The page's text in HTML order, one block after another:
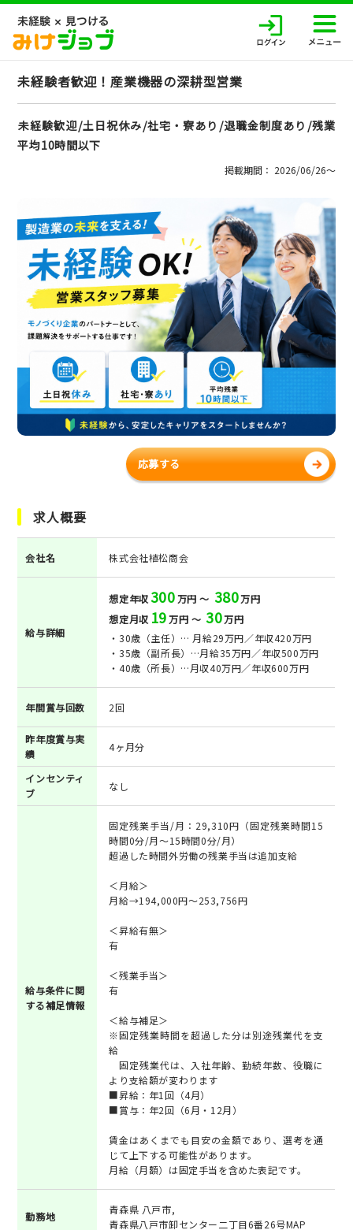
未経験者歓迎！産業機器の深耕型営業
未経験歓迎/土日祝休み/社宅・寮あり/退職金制度あり/残業
平均10時間以下
掲載期間： 2026/06/26〜
応募する
求人概要
会社名 株式会社植松商会
給与詳細
想定年収300万円 ～ 380万円
想定月収 19万円 ～ 30万円
・30歳（主任）… 月給29万円／年収420万円
・35歳（副所長）…月給35万円／年収500万円
・40歳（所長）…月収40万円／年収600万円
年間賞与回数 2回
昨年度賞与実
績
4ヶ月分
インセンティ
ブ
なし
給与条件に関
する補足情報
固定残業手当/月：29,310円（固定残業時間15
時間0分/月～15時間0分/月）
超過した時間外労働の残業手当は追加支給
＜月給＞
月給→194,000円～253,756円
＜昇給有無＞
有
＜残業手当＞
有
＜給与補足＞
※固定残業時間を超過した分は別途残業代を支
給
固定残業代は、入社年齢、勤続年数、役職に
より支給額が変わります
■昇給：年1回（4月）
■賞与：年2回（6月・12月）
賃金はあくまでも目安の金額であり、選考を通
じて上下する可能性があります。
月給（月額）は固定手当を含めた表記です。
勤務地
青森県 八戸市,
青森県八戸市卸センター二丁目6番26号MAP